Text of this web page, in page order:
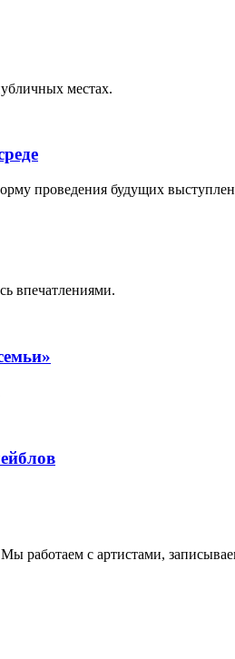
местах.
проведения будущих
впечатлениями.
работаем с артистами,